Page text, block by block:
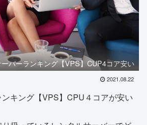
ーバーランキング【VPS】CUP4コア安い
2021.08.22
キング【VPS】CPU４コアが安い